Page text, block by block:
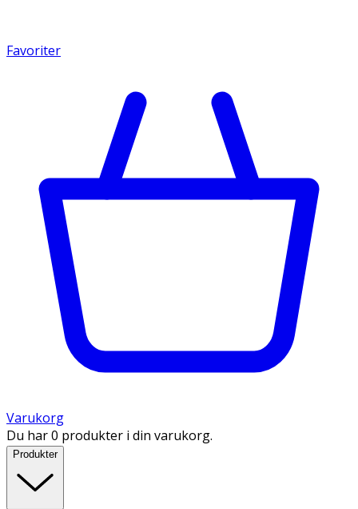
Favoriter
Varukorg
Du har 0 produkter i din varukorg.
Produkter